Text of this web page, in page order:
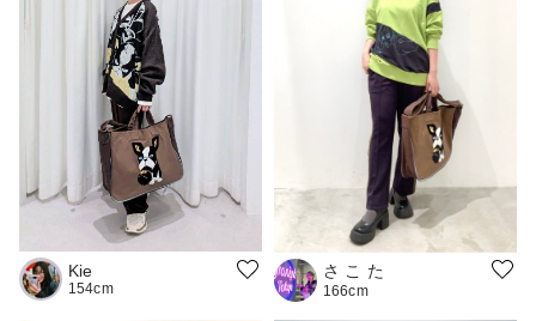
Kie
154cm
さ こ た
166cm